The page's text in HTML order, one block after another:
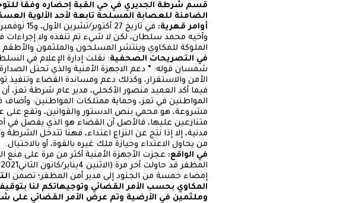
قسم شرطة الجديري في حي القبة إحضاره وفقاً
الضامنة للعصابة المسلحة تابعة لأحد الألوية
أوامر قهرية:
وأخيه محمد سلطان، لكن لا شيء تم تنفذه ولا إجراءات
الملوكة للمكاوي وينتشر المسلحون والملثمون
في التصريحات الصحفية
شمسان قوله: ” دعم الاجهزة الأمنية والذي تحتل
الأمن والاستقرار، وكذلك دعم ومساندة القضاء وتنفيذ
فيما أكد العميد منصور الأكحلي، مدير عام شرطة تعز،
المواطنين في تعز، وحماية ممتلكات المواطنين:
مشروعة، هو محمي بنص الدستور والقوانين، وتقع على
متنازعين عليها، فالأصل أن القضاء هو الذي يفصل في
مدنية، إلا إذا نتج عن النزاع اعتداء، فهنا تتدخل
من يحاول الاعتداء وحيازة ملك غيره بالقوة، أو بالاحتيال.
في الواقع: عجزت الأجهزة الأمنية أكثر من مرة على منع
إمضاء خمسة من الجنود إلى مدير أمن المظفر؛ تضمن ا
وملثمين في الأرضية وتم عرض الأمر القضائي على